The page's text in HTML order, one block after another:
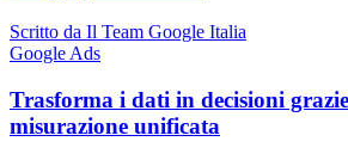
Scritto da Il Team Google Italia
Google Ads
Trasforma i dati in decisioni
misurazione unificata